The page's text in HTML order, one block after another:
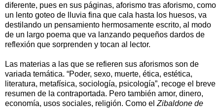
diferente, pues en sus páginas, aforismo tras aforismo, como
un lento goteo de lluvia fina que cala hasta los huesos, va
destilando un pensamiento hermosamente escrito, al modo
de un largo poema que va lanzando pequeños dardos de
reflexión que sorprenden y tocan al lector.
Las materias a las que se refieren sus aforismos son de
variada temática. “Poder, sexo, muerte, ética, estética,
literatura, metafísica, sociología, psicología”, recoge el breve
resumen de la contraportada. Pero también amor, dinero,
economía, usos sociales, religión. Como el Zibaldone de